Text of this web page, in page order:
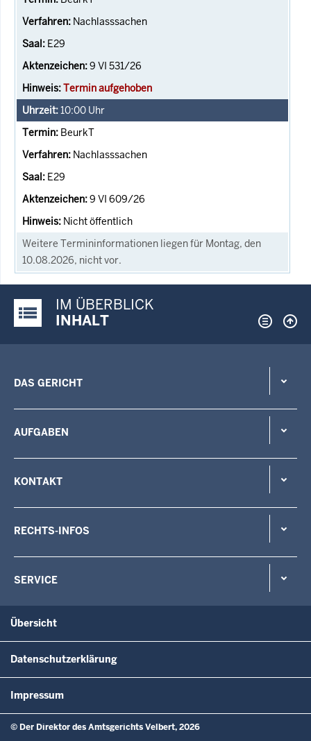
Nachlasssachen
E29
9 VI 531/26
Termin aufgehoben
10:00 Uhr
BeurkT
Nachlasssachen
E29
9 VI 609/26
Nicht öffentlich
Weitere Termininformationen liegen für Montag, den
10.08.2026, nicht vor.
Justiz-Portal im Überblick:
IM ÜBERBLICK
INHALT
DAS GERICHT
AUFGABEN
KONTAKT
RECHTS-INFOS
SERVICE
Übersicht
Datenschutzerklärung
Impressum
© Der Direktor des Amtsgerichts Velbert, 2026